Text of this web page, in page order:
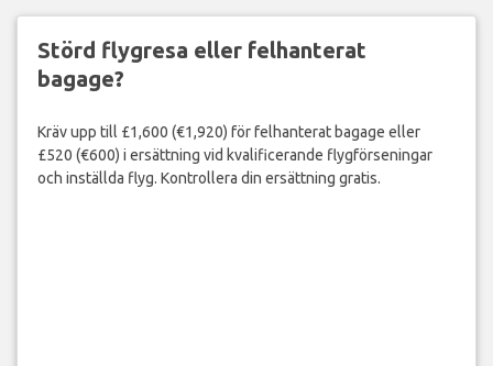
Störd flygresa eller felhanterat
bagage?
Kräv upp till £1,600 (€1,920) för felhanterat bagage eller
£520 (€600) i ersättning vid kvalificerande flygförseningar
och inställda flyg. Kontrollera din ersättning gratis.